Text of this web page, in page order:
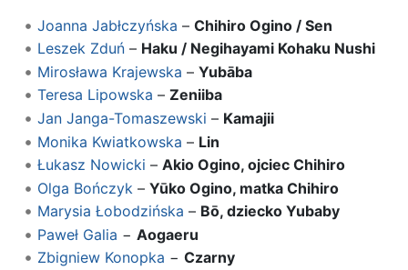
Joanna Jabłczyńska – Chihiro Ogino / Sen
Leszek Zduń– Haku / Negihayami Kohaku Nushi
Mirosława Krajewska – Yubāba
Teresa Lipowska – Zeniiba
Jan Janga-Tomaszewski – Kamajii
Monika Kwiatkowska – Lin
Łukasz Nowicki – Akio Ogino, ojciec Chihiro
Olga Bończyk – Yūko Ogino, matka Chihiro
Marysia Łobodzińska – Bō, dziecko Yubaby
Paweł Galia − Aogaeru
Zbigniew Konopka − Czarny